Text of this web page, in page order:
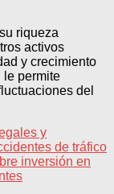
riqueza
activos
y crecimiento
le permite
del
y
de tráfico
inversión en